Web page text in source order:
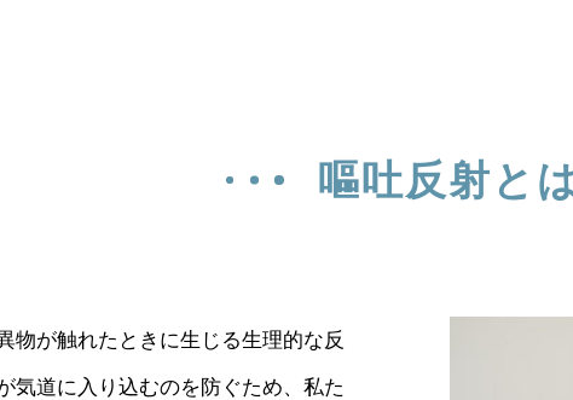
嘔吐反射と
物が触れたときに生じる生理的な反
気道に入り込むのを防ぐため、私た